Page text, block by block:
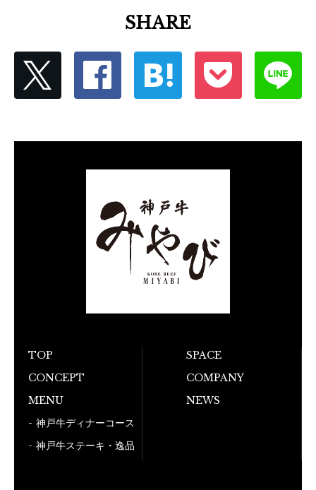
SHARE
TOP
CONCEPT
MENU
神戸牛ディナーコース
神戸牛ステーキ・逸品
SPACE
COMPANY
NEWS
お電話でのご予